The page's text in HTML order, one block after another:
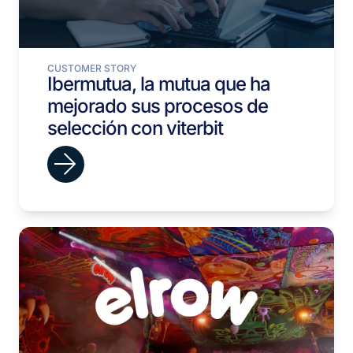
CUSTOMER STORY
Ibermutua, la mutua que ha
mejorado sus procesos de
selección con viterbit